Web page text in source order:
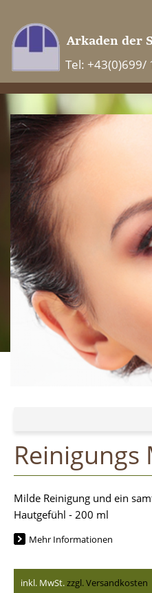
Tel: +43(0)699/
Reinigungs
Milde Reinigung und ein
Hautgefühl - 200 ml
Mehr Informationen
inkl. MwSt.zzgl. Versandkosten